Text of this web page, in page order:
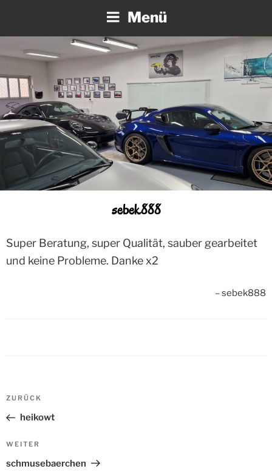
springen
Menü
sebek888
Super Beratung, super Qualität, sauber gearbeitet
und keine Probleme. Danke x2
sebek888
Beitrags-
Navigation
Vorheriger
Beitrag
ZURÜCK
heikowt
Nächster
Beitrag
WEITER
schmusebaerchen